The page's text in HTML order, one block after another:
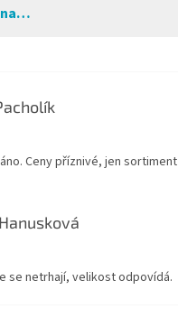
obchodu je 4 z 5 hvězdiček.
Ceny příznivé, jen sortiment
obchodu je 5 z 5 hvězdiček.
se netrhají, velikost odpovídá.